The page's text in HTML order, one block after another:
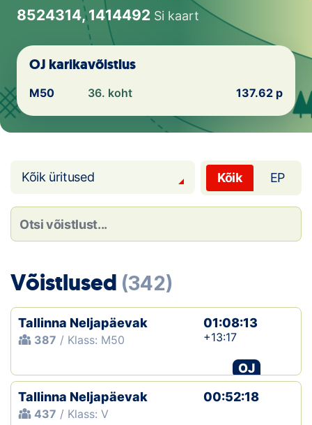
Toetamine
Telli litsents!
Loha
EOL
Galerii
Kalender
Koondised
Tule klubisse!
Tulemused
Dokumendid
8524314, 1414492 Si kaart
OJ karikavõistlus
M50 36. koht 137.62 p
Kõik üritused Kõik EP
Võistlused (342)
Tallinna Neljapäevak
387 / Klass: M50
01:08:13
+13:17
OJ
Tallinna Neljapäevak
437 / Klass: V
00:52:18